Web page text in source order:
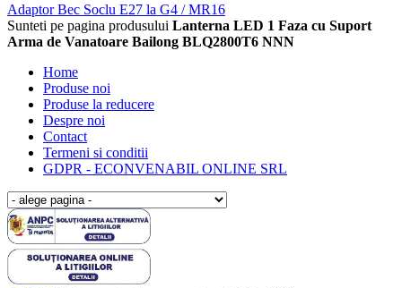
Adaptor Bec Soclu E27 la G4 / MR16
Sunteti pe pagina produsului Lanterna LED 1 Faza cu Suport
Arma de Vanatoare Bailong BLQ2800T6 NNN
Home
Produse noi
Produse la reducere
Despre noi
Contact
Termeni si conditii
GDPR - ECONVENABIL ONLINE SRL